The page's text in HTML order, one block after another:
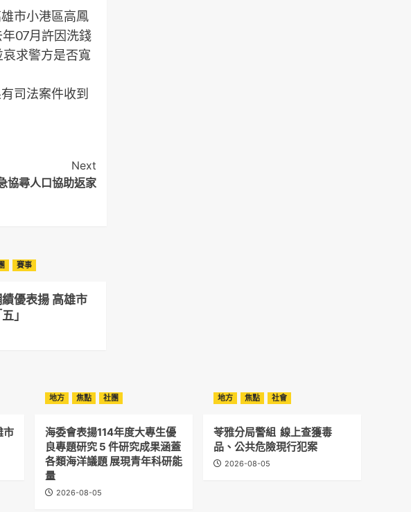
市小港區高鳳
07月許因洗錢
求警方是否寬
司法案件收到
Next
協尋人口協助返家
賽事
優表揚 高雄市
」
市
地方 焦點 社團
海委會表揚114年度大專生優
良專題研究 5 件研究成果涵蓋
各類海洋議題 展現青年科研能
量
2026-08-05
地方 焦點 社會
苓雅分局警組 線上查獲毒
品、公共危險現行犯案
2026-08-05